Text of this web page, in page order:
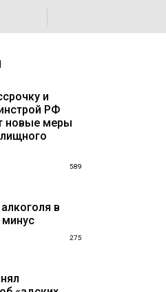
и
РФ
новые меры
589
в
275